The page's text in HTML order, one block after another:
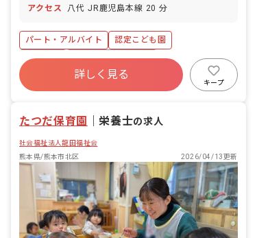
アクセス
八代 JR鹿児島本線 20 分
パート・アルバイト
認定こども園
設備充実
ボーナス・賞与あり
社会保険完備
有給
残業少なめ
詳しく見る
キープ
たつだ保育園 ｜栄養士の求人
社会福祉法人龍田福祉会
熊本県/熊本市北区
2026/04/13更新